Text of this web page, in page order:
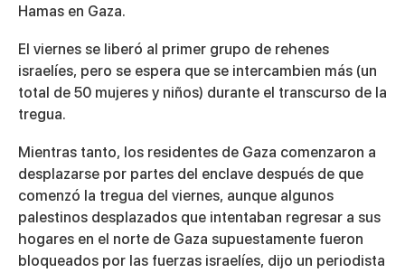
Hamas en Gaza.
El viernes se liberó al primer grupo de rehenes
israelíes, pero se espera que se intercambien más (un
total de 50 mujeres y niños) durante el transcurso de la
tregua.
Mientras tanto, los residentes de Gaza comenzaron a
desplazarse por partes del enclave después de que
comenzó la tregua del viernes, aunque algunos
palestinos desplazados que intentaban regresar a sus
hogares en el norte de Gaza supuestamente fueron
bloqueados por las fuerzas israelíes, dijo un periodista